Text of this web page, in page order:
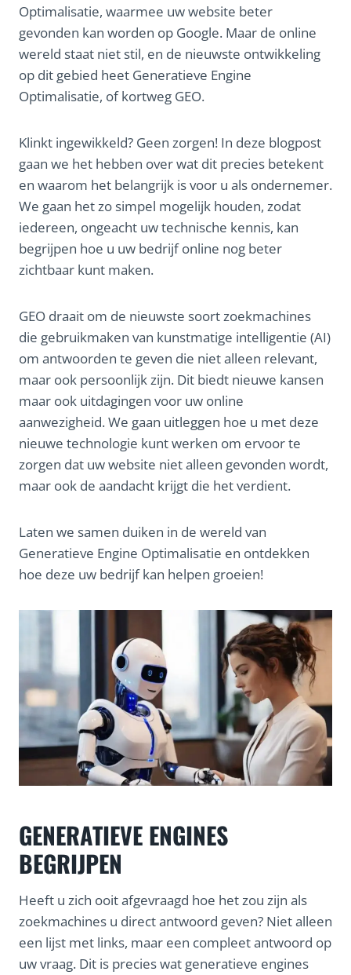
Optimalisatie, waarmee uw website beter
gevonden kan worden op Google. Maar de online
wereld staat niet stil, en de nieuwste ontwikkeling
op dit gebied heet Generatieve Engine
Optimalisatie, of kortweg GEO.
Klinkt ingewikkeld? Geen zorgen! In deze blogpost
gaan we het hebben over wat dit precies betekent
en waarom het belangrijk is voor u als ondernemer.
We gaan het zo simpel mogelijk houden, zodat
iedereen, ongeacht uw technische kennis, kan
begrijpen hoe u uw bedrijf online nog beter
zichtbaar kunt maken.
GEO draait om de nieuwste soort zoekmachines
die gebruikmaken van kunstmatige intelligentie (AI)
om antwoorden te geven die niet alleen relevant,
maar ook persoonlijk zijn. Dit biedt nieuwe kansen
maar ook uitdagingen voor uw online
aanwezigheid. We gaan uitleggen hoe u met deze
nieuwe technologie kunt werken om ervoor te
zorgen dat uw website niet alleen gevonden wordt,
maar ook de aandacht krijgt die het verdient.
Laten we samen duiken in de wereld van
Generatieve Engine Optimalisatie en ontdekken
hoe deze uw bedrijf kan helpen groeien!
GENERATIEVE ENGINES
BEGRIJPEN
Heeft u zich ooit afgevraagd hoe het zou zijn als
zoekmachines u direct antwoord geven? Niet alleen
een lijst met links, maar een compleet antwoord op
uw vraag. Dit is precies wat generatieve engines